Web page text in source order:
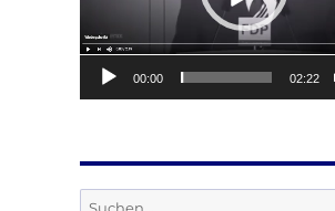
00:00 02:22
Suche